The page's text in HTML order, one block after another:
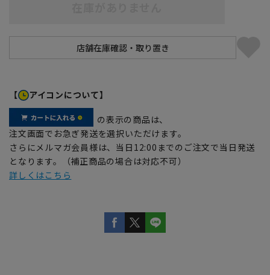
【 アイコンについて】
の表示の商品は、
注文画面でお急ぎ発送を選択いただけます。
さらにメルマガ会員様は、当日12:00までのご注文で当日発送
となります。（補正商品の場合は対応不可）
詳しくはこちら